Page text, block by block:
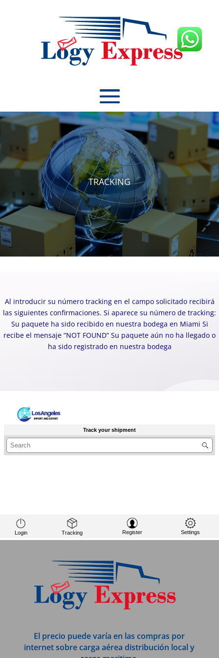
TRACKING
Al introducir su número tracking en el campo solicitado recibirá
las siguientes confirmaciones. Si aparece su número de tracking:
Su paquete ha sido recibido en nuestra bodega en Miami Si
recibe el mensaje “NOT FOUND” Su paquete aún no ha llegado o
ha sido registrado en nuestra bodega
El precio puede varía en las compras por
internet sobre carga aérea distribución local y